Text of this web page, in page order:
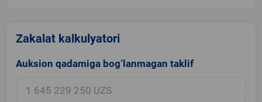
Zakalat kalkulyatori
Auksion qadamiga bog‘lanmagan taklif